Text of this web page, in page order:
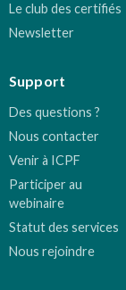
Le club des certifiés
Newsletter
Support
Des questions ?
Nous contacter
Venir à ICPF
Participer au
webinaire
Statut des services
Nous rejoindre